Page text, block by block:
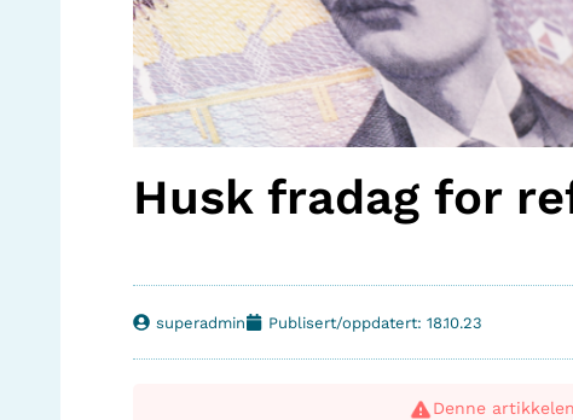
Husk fradag for
superadmin Publisert/oppdatert: 18.10.23
Denne